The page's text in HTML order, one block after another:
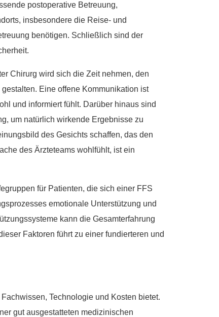
postoperative Betreuung,
insbesondere die Reise- und
benötigen. Schließlich sind der
Chirurg wird sich die Zeit nehmen, den
Eine offene Kommunikation ist
und informiert fühlt. Darüber hinaus sind
um natürlich wirkende Ergebnisse zu
des Gesichts schaffen, das den
des Ärzteteams wohlfühlt, ist ein
für Patienten, die sich einer FFS
emotionale Unterstützung und
kann die Gesamterfahrung
Faktoren führt zu einer fundierteren und
Technologie und Kosten bietet.
gut ausgestatteten medizinischen